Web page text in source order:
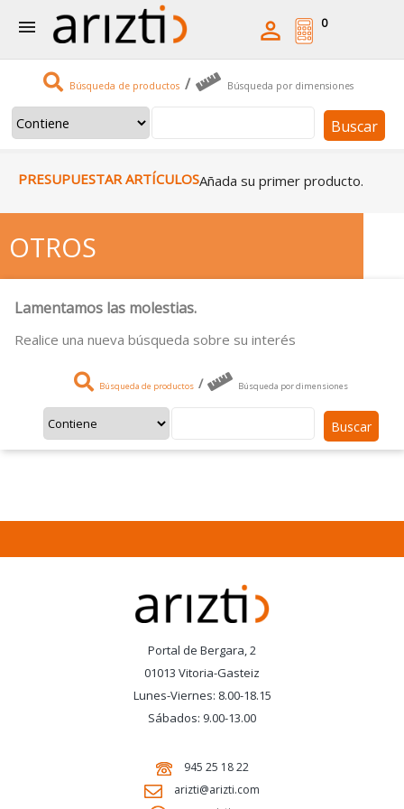
 
Búsqueda de productos / Búsqueda por dimensiones
Buscar
0
PRESUPUESTAR ARTÍCULOSAñada su primer producto.
OTROS
Lamentamos las molestias.
Realice una nueva búsqueda sobre su interés
Búsqueda de productos / Búsqueda por dimensiones
Buscar
Portal de Bergara, 2
01013 Vitoria-Gasteiz
Lunes-Viernes: 8.00-18.15
Sábados: 9.00-13.00
945 25 18 22
arizti@arizti.com